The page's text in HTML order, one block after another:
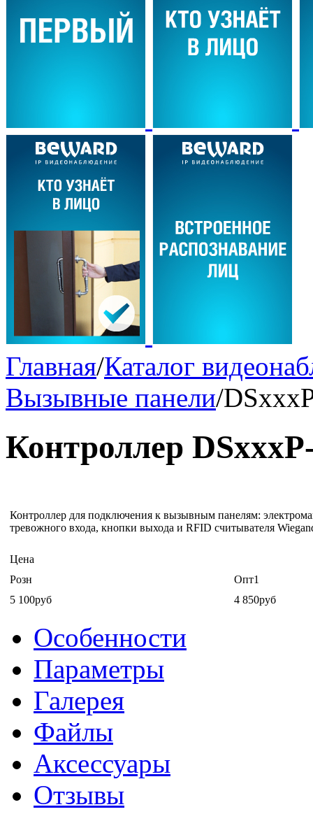
Главная/Каталог
Вызывные панели/
Контроллер
Контроллер для подключения к вызывным панелям:
тревожного входа, кнопки выхода и RFID считывателя
Цена
Розн
Опт1
5 100руб
4 850руб
Особенности
Параметры
Галерея
Файлы
Аксессуары
Отзывы